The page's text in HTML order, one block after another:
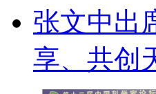
张文中出
享、共创